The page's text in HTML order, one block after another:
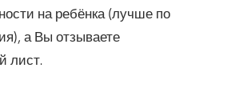
на ребёнка (лучше по
а Вы отзываете
лист.